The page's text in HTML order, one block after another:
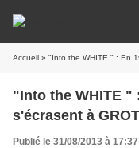
Accueil » "Into the WHITE " : En
"Into the WHITE "
s'écrasent à
Publié le 31/08/2013 à 17:37